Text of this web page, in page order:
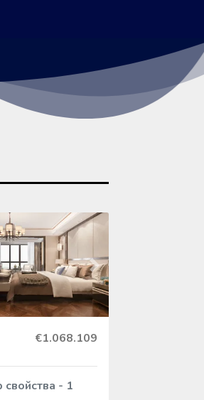
Следующий
€1.068.109
- 1